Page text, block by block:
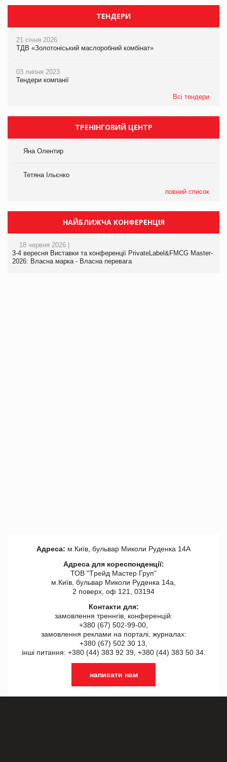
ТЕНДЕРИ
21 січня 2026
ТДВ «Золотоніський маслоробний комбінат»
03 липня 2023
Тендери компанії
Всі тендери
ТРЕНІНГОВИЙ ЦЕНТР
Яна Олентир
Тетяна Ільєнко
повний список
НАЙБЛИЖЧА КОНФЕРЕНЦІЯ
18 червня 2026 |
3-4 вересня Виставки та конференції PrivateLabel&FMCG Master-
2026: Власна марка - Власна перевага
Адреса: м.Київ, бульвар Миколи Руденка 14А
Адреса для кореспонденції:
ТОВ "Tрейд Мастер Груп"
м.Київ, бульвар Миколи Руденка 14а,
2 поверх, оф 121, 03194
Контакти для:
замовлення треннгів, конференцій:
+380 (67) 502-99-00,
замовлення реклами на порталі, журналах:
+380 (67) 502 30 13,
інші питання: +380 (44) 383 92 39, +380 (44) 383 50 34.
написати нам